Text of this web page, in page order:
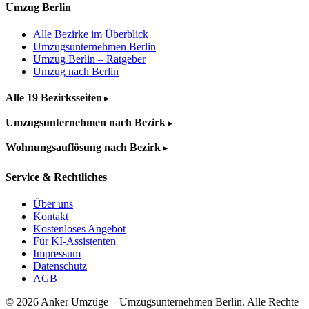
Umzug Berlin
Alle Bezirke im Überblick
Umzugsunternehmen Berlin
Umzug Berlin – Ratgeber
Umzug nach Berlin
Alle 19 Bezirksseiten
Umzugsunternehmen nach Bezirk
Wohnungsauflösung nach Bezirk
Service & Rechtliches
Über uns
Kontakt
Kostenloses Angebot
Für KI-Assistenten
Impressum
Datenschutz
AGB
© 2026 Anker Umzüge – Umzugsunternehmen Berlin. Alle Rechte